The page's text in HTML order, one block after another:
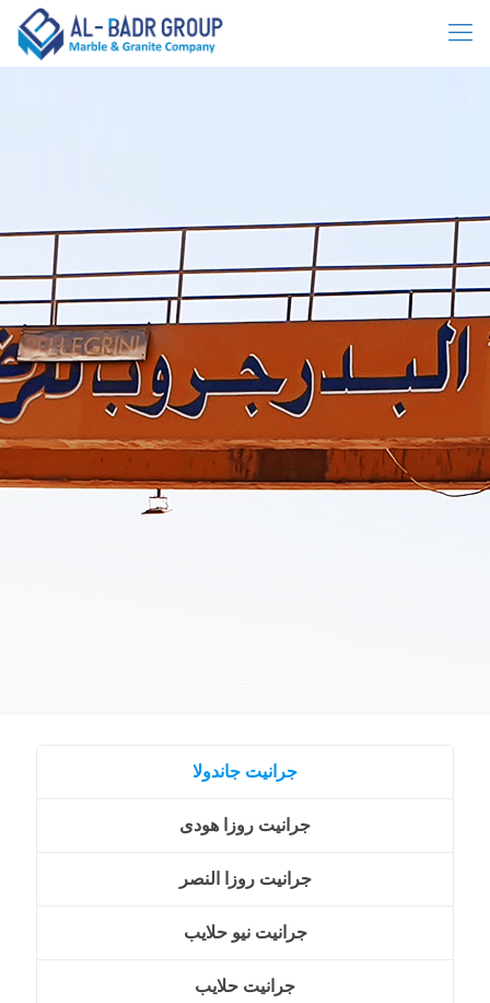
جرانيت جاندولا
جرانيت روزا هودى
جرانيت روزا النصر
جرانيت نيو حلايب
جرانيت حلايب